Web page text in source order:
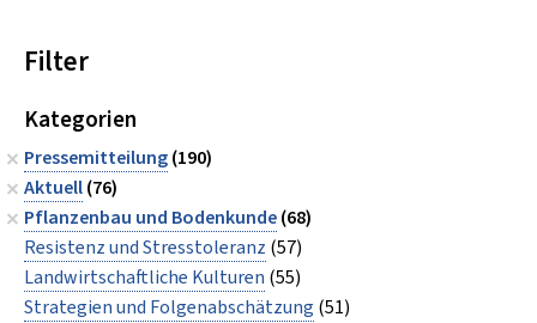
Filter
Kategorien
Pressemitteilung(190)
Aktuell(76)
Pflanzenbau und Bodenkunde(68)
Resistenz und Stresstoleranz (57)
Landwirtschaftliche Kulturen (55)
Strategien und Folgenabschätzung (51)